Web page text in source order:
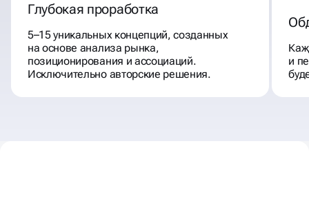
Глубокая проработка
5–15 уникальных концепций, созданных
на основе анализа рынка,
позиционирования и ассоциаций.
Исключительно авторские решения.
и